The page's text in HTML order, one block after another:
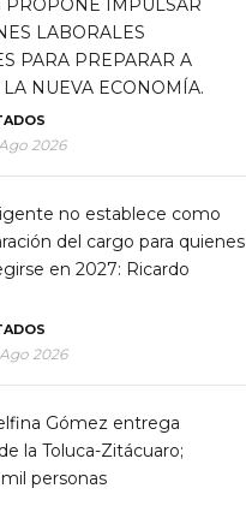
PROPONE IMPULSAR
LABORALES
PARA PREPARAR A
NUEVA ECONOMÍA.
2026
no establece como
del cargo para quienes
en 2027: Ricardo
2026
Gómez entrega
la Toluca-Zitácuaro;
personas